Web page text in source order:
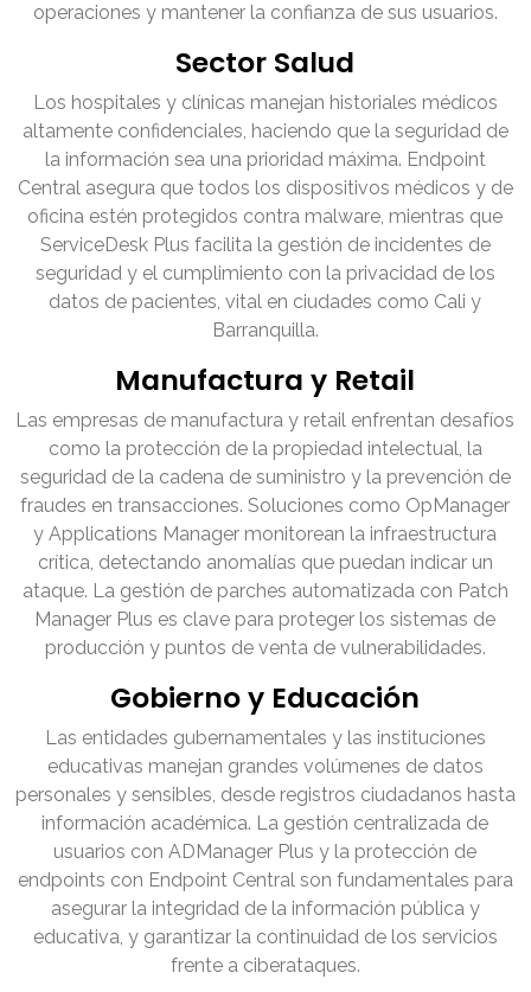
operaciones y mantener la confianza de sus usuarios.
Sector Salud
Los hospitales y clínicas manejan historiales médicos
altamente confidenciales, haciendo que la seguridad de
la información sea una prioridad máxima. Endpoint
Central asegura que todos los dispositivos médicos y de
oficina estén protegidos contra malware, mientras que
ServiceDesk Plus facilita la gestión de incidentes de
seguridad y el cumplimiento con la privacidad de los
datos de pacientes, vital en ciudades como Cali y
Barranquilla.
Manufactura y Retail
Las empresas de manufactura y retail enfrentan desafíos
como la protección de la propiedad intelectual, la
seguridad de la cadena de suministro y la prevención de
fraudes en transacciones. Soluciones como OpManager
y Applications Manager monitorean la infraestructura
crítica, detectando anomalías que puedan indicar un
ataque. La gestión de parches automatizada con Patch
Manager Plus es clave para proteger los sistemas de
producción y puntos de venta de vulnerabilidades.
Gobierno y Educación
Las entidades gubernamentales y las instituciones
educativas manejan grandes volúmenes de datos
personales y sensibles, desde registros ciudadanos hasta
información académica. La gestión centralizada de
usuarios con ADManager Plus y la protección de
endpoints con Endpoint Central son fundamentales para
asegurar la integridad de la información pública y
educativa, y garantizar la continuidad de los servicios
frente a ciberataques.